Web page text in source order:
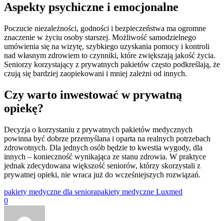
Aspekty psychiczne i emocjonalne
Poczucie niezależności, godności i bezpieczeństwa ma ogromne
znaczenie w życiu osoby starszej. Możliwość samodzielnego
umówienia się na wizytę, szybkiego uzyskania pomocy i kontroli
nad własnym zdrowiem to czynniki, które zwiększają jakość życia.
Seniorzy korzystający z prywatnych pakietów często podkreślają, że
czują się bardziej zaopiekowani i mniej zależni od innych.
Czy warto inwestować w prywatną
opiekę?
Decyzja o korzystaniu z prywatnych pakietów medycznych
powinna być dobrze przemyślana i oparta na realnych potrzebach
zdrowotnych. Dla jednych osób będzie to kwestia wygody, dla
innych – konieczność wynikająca ze stanu zdrowia. W praktyce
jednak zdecydowana większość seniorów, którzy skorzystali z
prywatnej opieki, nie wraca już do wcześniejszych rozwiązań.
pakiety medyczne dla seniorapakiety medyczne Luxmed
0